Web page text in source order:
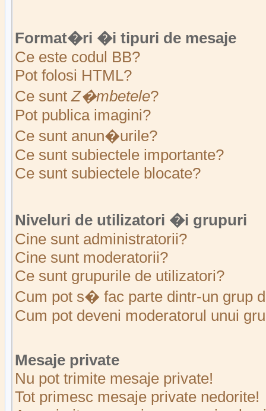
Format�ri �i tipuri de mesaje
Ce este codul BB?
Pot folosi HTML?
Ce suntZ�mbetele?
Pot publica imagini?
Ce sunt anun�urile?
Ce sunt subiectele importante?
Ce sunt subiectele blocate?
Niveluri de utilizatori �i grupuri
Cine sunt administratorii?
Cine sunt moderatorii?
Ce sunt grupurile de utilizatori?
Cum pot s� fac parte dintr-un grup
Cum pot deveni moderatorul unui
Mesaje private
Nu pot trimite mesaje private!
Tot primesc mesaje private nedorite!